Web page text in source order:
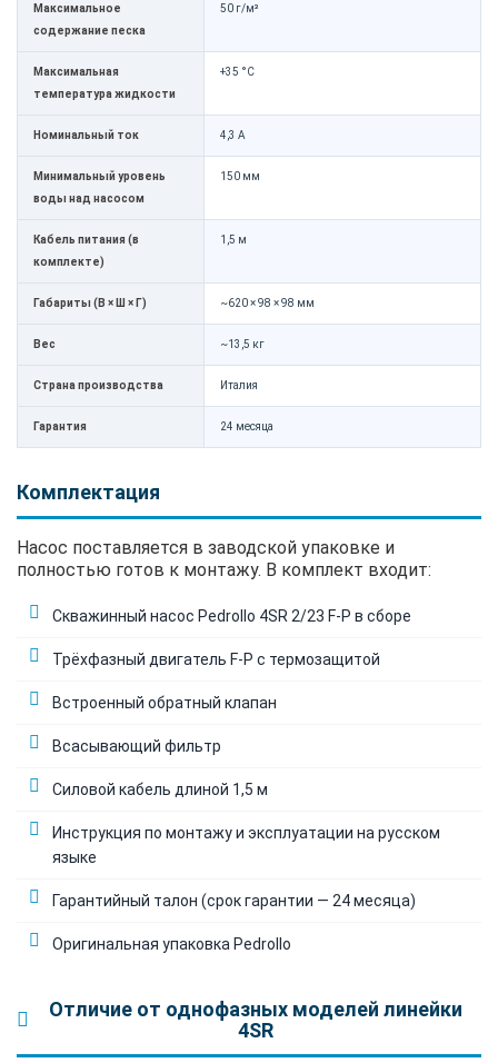
Максимальное
содержание песка
50 г/м³
Максимальная
температура жидкости
+35 °C
Номинальный ток 4,3 А
Минимальный уровень
воды над насосом
150 мм
Кабель питания (в
комплекте)
1,5 м
Габариты (В × Ш × Г) ~620 × 98 × 98 мм
Вес ~13,5 кг
Страна производства Италия
Гарантия 24 месяца
Комплектация
Насос поставляется в заводской упаковке и
полностью готов к монтажу. В комплект входит:
Скважинный насос Pedrollo 4SR 2/23 F-P в сборе
Трёхфазный двигатель F-P с термозащитой
Встроенный обратный клапан
Всасывающий фильтр
Силовой кабель длиной 1,5 м
Инструкция по монтажу и эксплуатации на русском
языке
Гарантийный талон (срок гарантии — 24 месяца)
Оригинальная упаковка Pedrollo
Отличие от однофазных моделей линейки
4SR